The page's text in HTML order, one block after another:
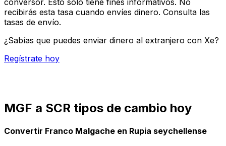
conversor. Esto solo tiene fines informativos. No
recibirás esta tasa cuando envíes dinero. Consulta las
tasas de envío.
¿Sabías que puedes enviar dinero al extranjero con Xe?
Regístrate hoy
MGF a SCR tipos de cambio hoy
Convertir Franco Malgache en Rupia seychellense